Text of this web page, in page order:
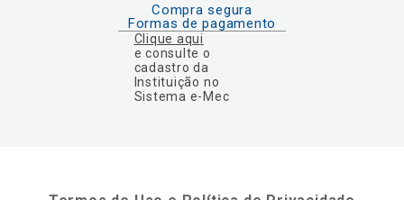
Compra segura
Formas de pagamento
Clique aqui
e consulte o
cadastro da
Instituição no
Sistema e-Mec